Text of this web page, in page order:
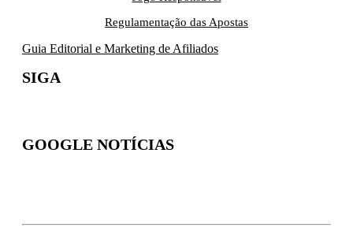
Regulamentação das Apostas
Guia Editorial e Marketing de Afiliados
SIGA
GOOGLE NOTÍCIAS